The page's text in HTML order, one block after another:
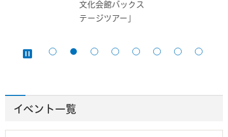
文化会館バックス
テージツアー」
イベント一覧